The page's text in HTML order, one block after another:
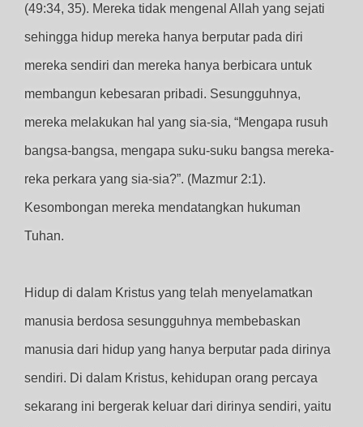
(49:34, 35). Mereka tidak mengenal Allah yang sejati
sehingga hidup mereka hanya berputar pada diri
mereka sendiri dan mereka hanya berbicara untuk
membangun kebesaran pribadi. Sesungguhnya,
mereka melakukan hal yang sia-sia, “Mengapa rusuh
bangsa-bangsa, mengapa suku-suku bangsa mereka-
reka perkara yang sia-sia?”. (Mazmur 2:1).
Kesombongan mereka mendatangkan hukuman
Tuhan.
Hidup di dalam Kristus yang telah menyelamatkan
manusia berdosa sesungguhnya membebaskan
manusia dari hidup yang hanya berputar pada dirinya
sendiri. Di dalam Kristus, kehidupan orang percaya
sekarang ini bergerak keluar dari dirinya sendiri, yaitu